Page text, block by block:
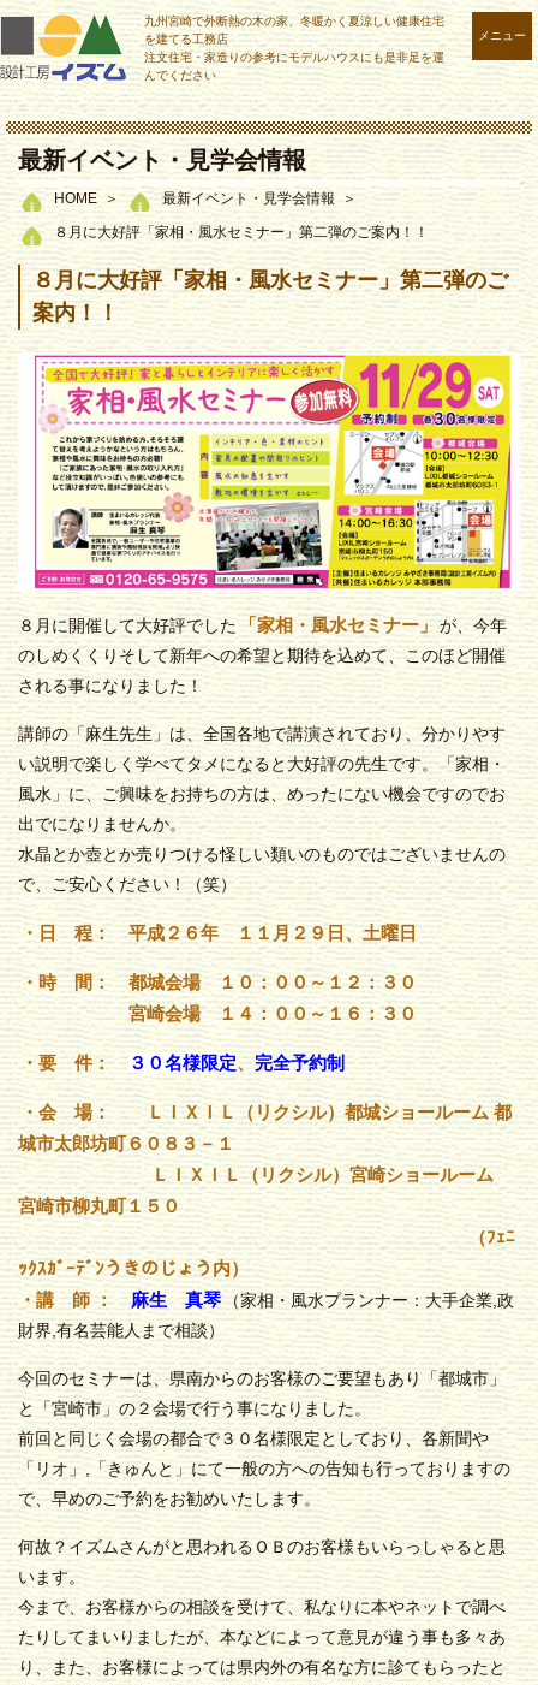
メニュー
九州宮崎で外断熱の木の家、冬暖かく夏涼しい健康住宅
を建てる工務店
注文住宅・家造りの参考にモデルハウスにも是非足を運
んでください
最新イベント・見学会情報
HOME
最新イベント・見学会情報
８月に大好評「家相・風水セミナー」第二弾のご案内！！
８月に大好評「家相・風水セミナー」第二弾のご
案内！！
８月に開催して大好評でした「家相・風水セミナー」が、今年
のしめくくりそして新年への希望と期待を込めて、このほど開催
される事になりました！
講師の「麻生先生」は、全国各地で講演されており、分かりやす
い説明で楽しく学べてタメになると大好評の先生です。「家相・
風水」に、ご興味をお持ちの方は、めったにない機会ですのでお
出でになりませんか。
水晶とか壺とか売りつける怪しい類いのものではございませんの
で、ご安心ください！（笑）
・日 程： 平成２６年 １１月２９日、土曜日
・時 間： 都城会場 １０：００～１２：３０
宮崎会場 １４：００～１６：３０
・要 件：３０名様限定、完全予約制
・会 場： ＬＩＸＩＬ（リクシル）都城ショールーム 都
城市太郎坊町６０８３－１
ＬＩＸＩＬ（リクシル）宮崎ショールーム
宮崎市柳丸町１５０
（ﾌｪﾆ
ｯｸｽｶﾞｰﾃﾞﾝうきのじょう内）
・講 師 ：麻生 真琴（家相・風水プランナー：大手企業,政
財界,有名芸能人まで相談）
今回のセミナーは、県南からのお客様のご要望もあり「都城市」
と「宮崎市」の２会場で行う事になりました。
前回と同じく会場の都合で３０名様限定としており、各新聞や
「リオ」,「きゅんと」にて一般の方への告知も行っておりますの
で、早めのご予約をお勧めいたします。
何故？イズムさんがと思われるＯＢのお客様もいらっしゃると思
います。
今まで、お客様からの相談を受けて、私なりに本やネットで調べ
たりしてまいりましたが、本などによって意見が違う事も多々あ
り、また、お客様によっては県内外の有名な方に診てもらったと